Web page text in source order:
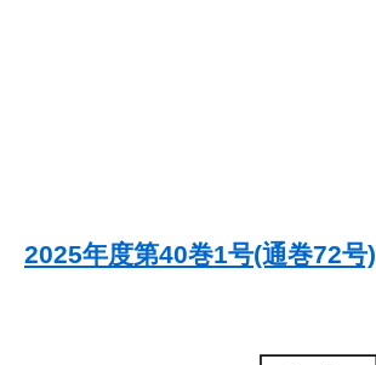
2025年度第40巻1号(通巻72号)